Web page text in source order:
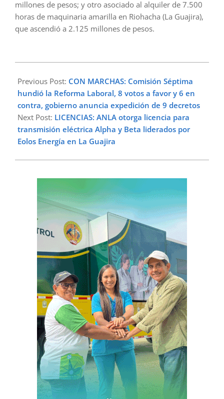
millones de pesos; y otro asociado al alquiler de 7.500
horas de maquinaria amarilla en Riohacha (La Guajira),
que ascendió a 2.125 millones de pesos.
03-
18
Previous Post: CON MARCHAS: Comisión Séptima
hundió la Reforma Laboral, 8 votos a favor y 6 en
contra, gobierno anuncia expedición de 9 decretos
Next Post: LICENCIAS: ANLA otorga licencia para
transmisión eléctrica Alpha y Beta liderados por
Eolos Energía en La Guajira